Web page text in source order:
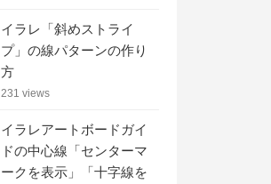
イラレ「斜めストライ
プ」の線パターンの作り
方
231 views
イラレアートボードガイ
ドの中心線「センターマ
ークを表示」「十字線を